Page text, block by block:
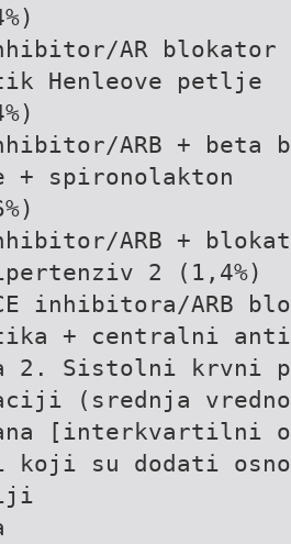
AR blokator
Henleove petlje
ARB + beta
+ spironolakton
ARB +
2 (1,4%)
inhibitora/ARB
+ centralni
2. Sistolni krvni
(srednja
[interkvartilni
koji su dodati